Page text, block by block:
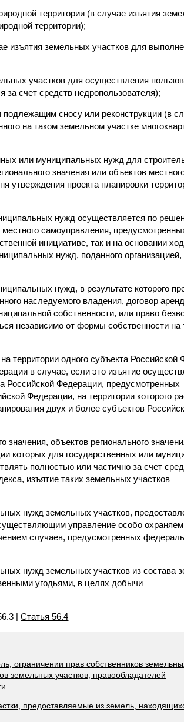
территории (в случае изъятия
территории);
изъятия земельных участков для
участков для осуществления
за счет средств недропользователя);
сносу или реконструкции (в
на таком земельном участке
или муниципальных нужд для
значения или объектов
утверждения проекта планировки
нужд осуществляется по
самоуправления,
инициативе, так и на основании
нужд, поданного организацией,
нужд, в результате которого
наследуемого владения, договор
собственности, или право
независимо от формы собственности на
территории одного субъекта Российской
в случае, если это изъятие
Российской Федерации, предусмотренных
Федерации, на территории которого
двух и более субъектов
объектов регионального
которых для государственных или
полностью или частично за счет
изъятие таких земельных участков
нужд земельных участков,
управление особо
случаев, предусмотренных
нужд земельных участков из состава
угодьями, в целях добычи
|Статья 56.4
ограничении прав собственников
земельных участков, правообладателей
предоставляемые из земель,